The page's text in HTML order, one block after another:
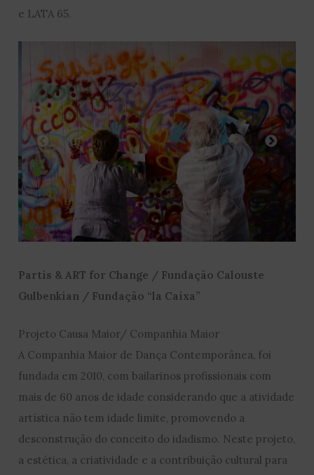
e LATA 65.
Partis & ART for Change / Fundação Calouste
Gulbenkian / Fundação “la Caixa”
Projeto Causa Maior/ Companhia Maior
A Companhia Maior de Dança Contemporânea, foi
fundada em 2010, com bailarinos profissionais com
mais de 60 anos de idade considerando que a atividade
artística não tem idade limite, promovendo a
desconstrução do conceito do idadismo. Neste projeto,
a estética, a criatividade e a contribuição cultural para